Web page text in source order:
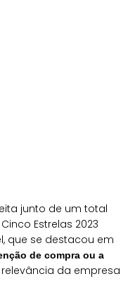
junto de um total
Estrelas 2023
que se destacou em
de compra ou a
da empresa